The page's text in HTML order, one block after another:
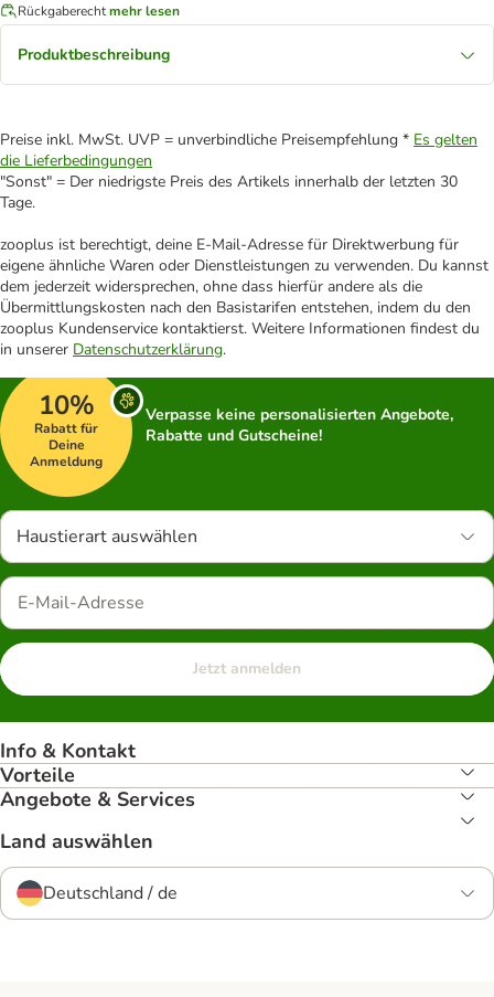
Rückgaberechtmehr lesen
Produktbeschreibung
Preise inkl. MwSt. UVP = unverbindliche Preisempfehlung * Es gelten
die Lieferbedingungen
"Sonst" = Der niedrigste Preis des Artikels innerhalb der letzten 30
Tage.
zooplus ist berechtigt, deine E-Mail-Adresse für Direktwerbung für
eigene ähnliche Waren oder Dienstleistungen zu verwenden. Du kannst
dem jederzeit widersprechen, ohne dass hierfür andere als die
Übermittlungskosten nach den Basistarifen entstehen, indem du den
zooplus Kundenservice kontaktierst. Weitere Informationen findest du
in unserer Datenschutzerklärung.
10%
Rabatt für
Deine
Anmeldung
Verpasse keine personalisierten Angebote,
Rabatte und Gutscheine!
Haustierart auswählen
Jetzt anmelden
Info & Kontakt
Vorteile
Angebote & Services
Land auswählen
Deutschland / de